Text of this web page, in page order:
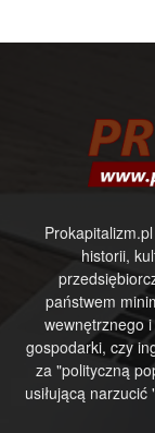
historii,
państwem
wewnętrznego
gospodarki, czy
za "polityczną
usiłującą